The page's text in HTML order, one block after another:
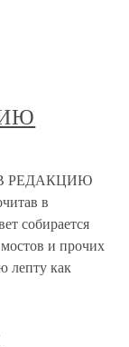
РЕДАКЦИЮ
в
собирается
и прочих
лепту как